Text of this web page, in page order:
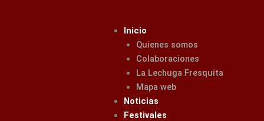
Inicio
Quienes somos
Colaboraciones
La Lechuga Fresquita
Mapa web
Noticias
Festivales